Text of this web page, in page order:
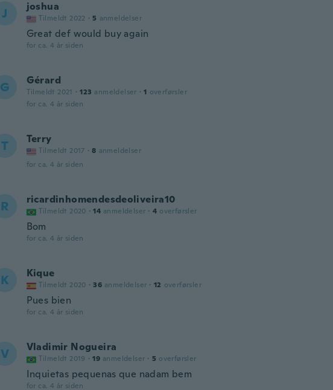
J joshua
Tilmeldt 2022 · 5 anmeldelser
Great def would buy again
for ca. 4 år siden
G Gérard
Tilmeldt 2021 · 123 anmeldelser · 1 overførsler
for ca. 4 år siden
T Terry
Tilmeldt 2017 · 8 anmeldelser
for ca. 4 år siden
R ricardinhomendesdeoliveira10
Tilmeldt 2020 · 14 anmeldelser · 4 overførsler
Bom
for ca. 4 år siden
K Kique
Tilmeldt 2020 · 36 anmeldelser · 12 overførsler
Pues bien
for ca. 4 år siden
V Vladimir Nogueira
Tilmeldt 2019 · 19 anmeldelser · 5 overførsler
Inquietas pequenas que nadam bem
for ca. 4 år siden